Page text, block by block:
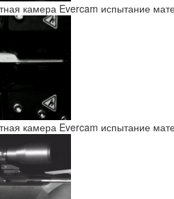
камера Evercam испытание
камера Evercam испытание